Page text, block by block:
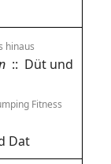
hinaus
:: Düt und
Fitness
Dat